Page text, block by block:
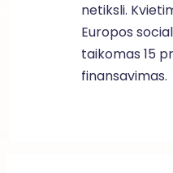
netiksli.
Europos
taikomas 15
finansavimas.